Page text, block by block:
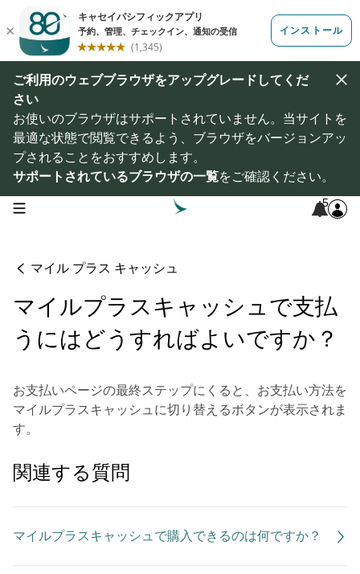
ご利用のウェブブラウザをアップグレードしてくだ
さい
お使いのブラウザはサポートされていません。当サイトを
最適な状態で閲覧できるよう、ブラウザをバージョンアッ
プされることをおすすめします。
サポートされているブラウザの一覧をご確認ください。
open navigation menu 5
マイル プラス キャッシュ
マイルプラスキャッシュで支払
うにはどうすればよいですか？
お支払いページの最終ステップにくると、お支払い方法を
マイルプラスキャッシュに切り替えるボタンが表示されま
す。
関連する質問
マイルプラスキャッシュで購入できるのは何ですか？